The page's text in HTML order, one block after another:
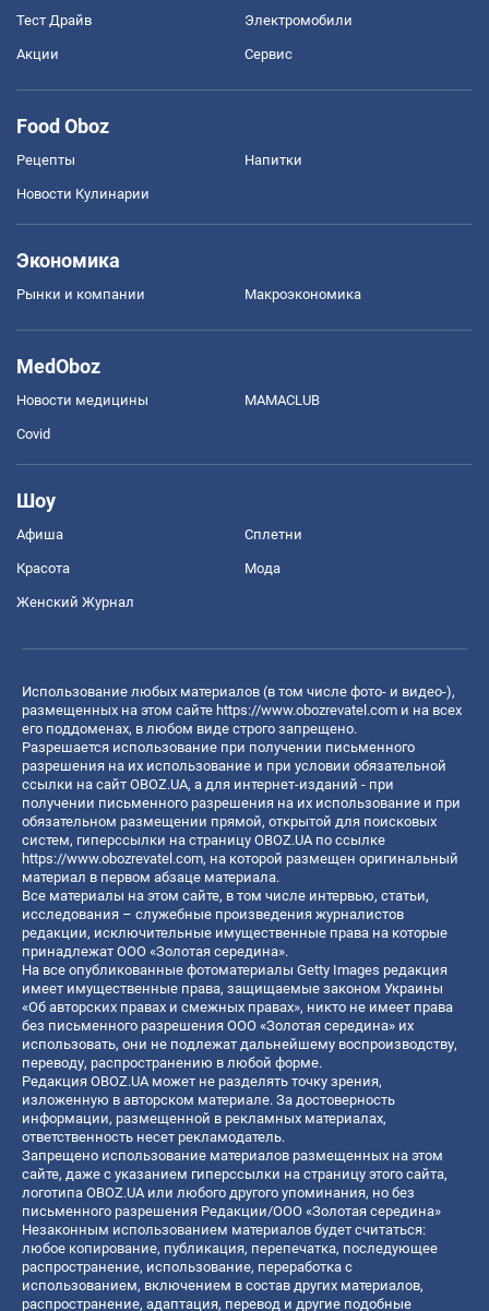
Тест Драйв Электромобили
Акции Сервис
Food Oboz
Рецепты Напитки
Новости Кулинарии
Экономика
Рынки и компании Mакроэкономика
MedOboz
Новости медицины MAMACLUB
Covid
Шоу
Афиша Сплетни
Красота Мода
Женский Журнал
Использование любых материалов (в том числе фото- и видео-),
размещенных на этом сайте https://www.obozrevatel.com и на всех
его поддоменах, в любом виде строго запрещено.
Разрешается использование при получении письменного
разрешения на их использование и при условии обязательной
ссылки на сайт OBOZ.UA, а для интернет-изданий - при
получении письменного разрешения на их использование и при
обязательном размещении прямой, открытой для поисковых
систем, гиперссылки на страницу OBOZ.UA по ссылке
https://www.obozrevatel.com, на которой размещен оригинальный
материал в первом абзаце материала.
Все материалы на этом сайте, в том числе интервью, статьи,
исследования – служебные произведения журналистов
редакции, исключительные имущественные права на которые
принадлежат ООО «Золотая середина».
На все опубликованные фотоматериалы Getty Images редакция
имеет имущественные права, защищаемые законом Украины
«Об авторских правах и смежных правах», никто не имеет права
без письменного разрешения ООО «Золотая середина» их
использовать, они не подлежат дальнейшему воспроизводству,
переводу, распространению в любой форме.
Редакция OBOZ.UA может не разделять точку зрения,
изложенную в авторском материале. За достоверность
информации, размещенной в рекламных материалах,
ответственность несет рекламодатель.
Запрещено использование материалов размещенных на этом
сайте, даже с указанием гиперссылки на страницу этого сайта,
логотипа OBOZ.UA или любого другого упоминания, но без
письменного разрешения Редакции/ООО «Золотая середина»
Незаконным использованием материалов будет считаться:
любое копирование, публикация, перепечатка, последующее
распространение, использование, переработка с
использованием, включением в состав других материалов,
распространение, адаптация, перевод и другие подобные